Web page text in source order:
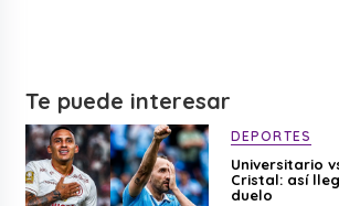
Te puede interesar
DEPORTES
Universitario
Cristal: así
duelo